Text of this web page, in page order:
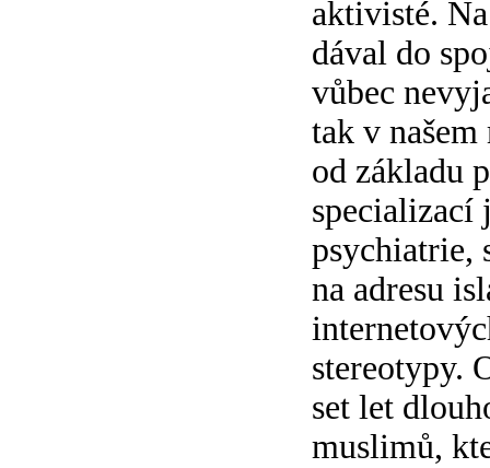
aktivisté.
dával do
vůbec
tak v
od základu
specializací
psychiatrie,
na adresu
stereotypy.
set let
muslimů,